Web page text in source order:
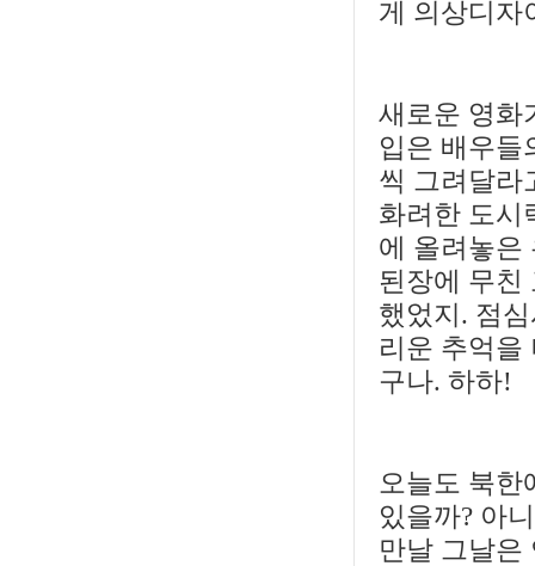
게 의상디자
새로운 영화
입은 배우들
씩 그려달라
화려한 도시
에 올려놓은
된장에 무친
했었지. 점
리운 추억을
구나. 하하!
오늘도 북한
있을까? 아
만날 그날은